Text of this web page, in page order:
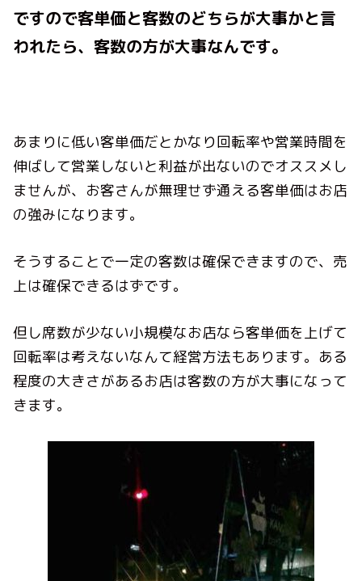
ですので客単価と客数のどちらが大事かと言
われたら、客数の方が大事なんです。
あまりに低い客単価だとかなり回転率や営業時間を
伸ばして営業しないと利益が出ないのでオススメし
ませんが、お客さんが無理せず通える客単価はお店
の強みになります。
そうすることで一定の客数は確保できますので、売
上は確保できるはずです。
但し席数が少ない小規模なお店なら客単価を上げて
回転率は考えないなんて経営方法もあります。ある
程度の大きさがあるお店は客数の方が大事になって
きます。